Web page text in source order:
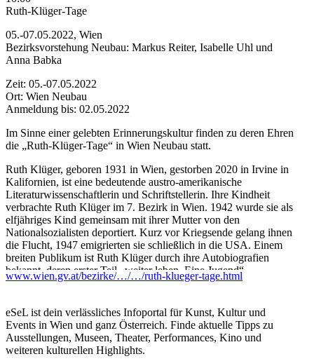
Ruth-Klüger-Tage
05.-07.05.2022, Wien
Bezirksvorstehung Neubau: Markus Reiter, Isabelle Uhl und
Anna Babka
Zeit: 05.-07.05.2022
Ort: Wien Neubau
Anmeldung bis: 02.05.2022
Im Sinne einer gelebten Erinnerungskultur finden zu deren Ehren
die „Ruth-Klüger-Tage“ in Wien Neubau statt.
Ruth Klüger, geboren 1931 in Wien, gestorben 2020 in Irvine in
Kalifornien, ist eine bedeutende austro-amerikanische
Literaturwissenschaftlerin und Schriftstellerin. Ihre Kindheit
verbrachte Ruth Klüger im 7. Bezirk in Wien. 1942 wurde sie als
elfjähriges Kind gemeinsam mit ihrer Mutter von den
Nationalsozialisten deportiert. Kurz vor Kriegsende gelang ihnen
die Flucht, 1947 emigrierten sie schließlich in die USA. Einem
breiten Publikum ist Ruth Klüger durch ihre Autobiografien
bekannt, deren erster Teil „weiter leben. Eine Jugend“
eindrücklich ihre jüdische Kindheit in der NS-Zeit in Wien und
beschreibt.
Programm
Kuratierung: Anna Babka, Organisation: Selina Kainz
www.wien.gv.at/bezirke/…/…/ruth-klueger-tage.html
eSeL ist dein verlässliches Infoportal für Kunst, Kultur und
Events in Wien und ganz Österreich. Finde aktuelle Tipps zu
Ausstellungen, Museen, Theater, Performances, Kino und
weiteren kulturellen Highlights.